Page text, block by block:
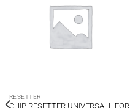
RESETTER
CHIP RESETTER UNIVERSALL FOR